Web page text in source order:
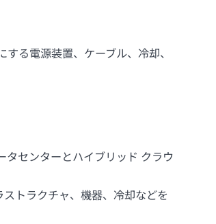
る電源装置、ケーブル、冷却、
センターとハイブリッド クラウ
トラクチャ、機器、冷却などを